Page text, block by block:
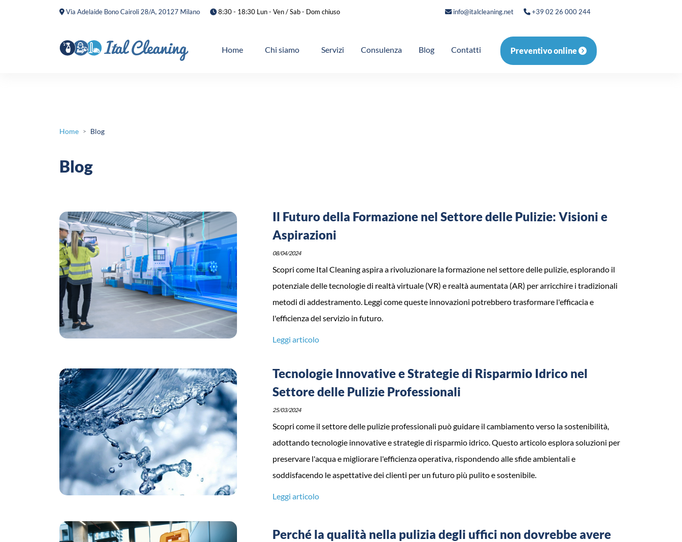
Via Adelaide Bono Cairoli 28/A, 20127 Milano 8:30 - 18:30 Lun - Ven / Sab - Dom chiuso info@italcleaning.net +39 02 26 000 244
Home Chi siamo Servizi Consulenza Blog Contatti Preventivo online
Home > Blog
Blog
Il Futuro della Formazione nel Settore delle Pulizie: Visioni e
Aspirazioni
08/04/2024
Scopri come Ital Cleaning aspira a rivoluzionare la formazione nel settore delle pulizie, esplorando il
potenziale delle tecnologie di realtà virtuale (VR) e realtà aumentata (AR) per arricchire i tradizionali
metodi di addestramento. Leggi come queste innovazioni potrebbero trasformare l'efficacia e
l'efficienza del servizio in futuro.
Leggi articolo
Tecnologie Innovative e Strategie di Risparmio Idrico nel
Settore delle Pulizie Professionali
25/03/2024
Scopri come il settore delle pulizie professionali può guidare il cambiamento verso la sostenibilità,
adottando tecnologie innovative e strategie di risparmio idrico. Questo articolo esplora soluzioni per
preservare l'acqua e migliorare l'efficienza operativa, rispondendo alle sfide ambientali e
soddisfacendo le aspettative dei clienti per un futuro più pulito e sostenibile.
Leggi articolo
Perché la qualità nella pulizia degli uffici non dovrebbe avere